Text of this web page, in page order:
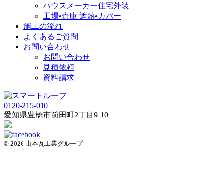
ハウスメーカー住宅外装
工場•倉庫 遮熱•カバー
施工の流れ
よくあるご質問
お問い合わせ
お問い合わせ
見積依頼
資料請求
0120-215-010
愛知県豊橋市前田町2丁目9-10
© 2026 山本瓦工業グループ